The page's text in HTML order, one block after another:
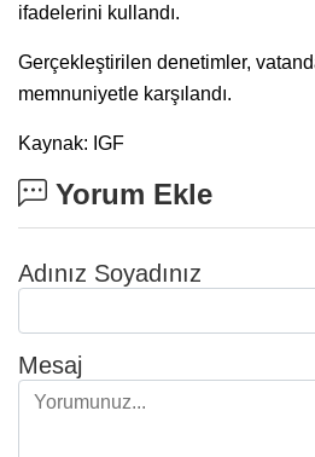
ifadelerini kullandı.
Gerçekleştirilen denetimler,
memnuniyetle karşılandı.
Kaynak: IGF
Yorum Ekle
Adınız Soyadınız
Mesaj